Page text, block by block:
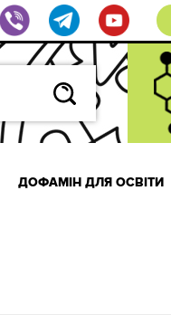
ДОФАМІН ДЛЯ ОСВІТИ